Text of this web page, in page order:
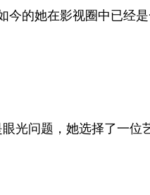
的她在影视圈中已经
光问题，她选择了一